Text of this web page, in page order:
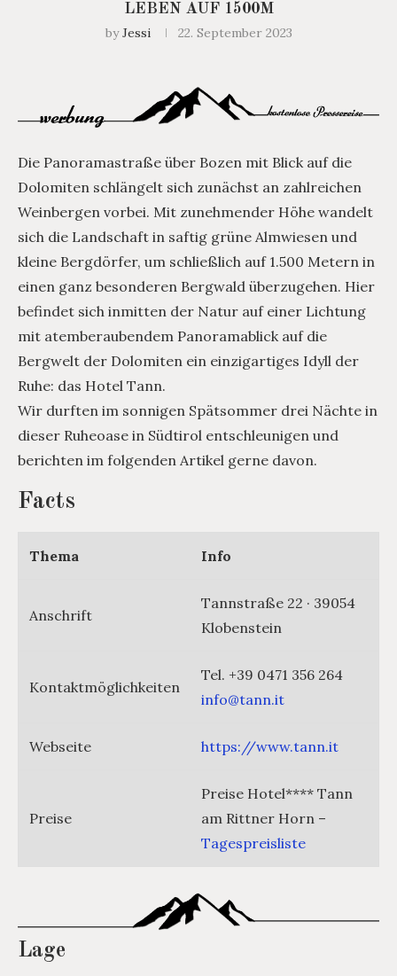
LEBEN AUF 1500M
byJessi 22. September 2023
Die Panoramastraße über Bozen mit Blick auf die
Dolomiten schlängelt sich zunächst an zahlreichen
Weinbergen vorbei. Mit zunehmender Höhe wandelt
sich die Landschaft in saftig grüne Almwiesen und
kleine Bergdörfer, um schließlich auf 1.500 Metern in
einen ganz besonderen Bergwald überzugehen. Hier
befindet sich inmitten der Natur auf einer Lichtung
mit atemberaubendem Panoramablick auf die
Bergwelt der Dolomiten ein einzigartiges Idyll der
Ruhe: das Hotel Tann.
Wir durften im sonnigen Spätsommer drei Nächte in
dieser Ruheoase in Südtirol entschleunigen und
berichten im folgenden Artikel gerne davon.
Facts
Thema Info
Anschrift
Tannstraße 22 · 39054
Klobenstein
Kontaktmöglichkeiten
Tel. +39 0471 356 264
info@tann.it
Webseite https://www.tann.it
Preise
Preise Hotel**** Tann
am Rittner Horn –
Tagespreisliste
Lage